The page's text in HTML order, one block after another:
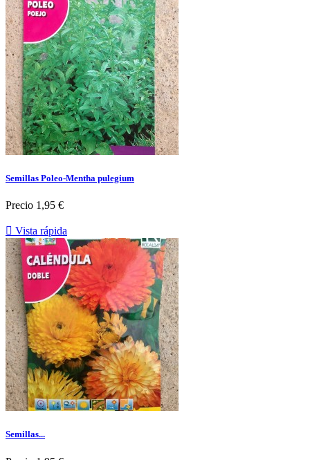
Semillas Poleo-Mentha pulegium
Precio 1,95 €
 Vista rápida
Semillas...